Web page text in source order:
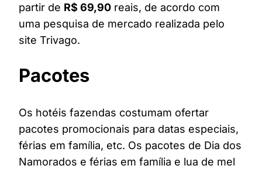
partir de R$ 69,90 reais, de acordo com
uma pesquisa de mercado realizada pelo
site Trivago.
Pacotes
Os hotéis fazendas costumam ofertar
pacotes promocionais para datas especiais,
férias em família, etc. Os pacotes de Dia dos
Namorados e férias em família e lua de mel